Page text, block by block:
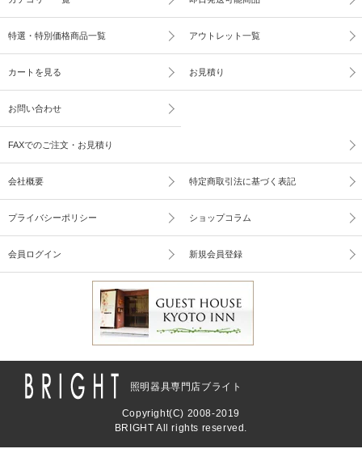
特選・特別価格商品一覧 アウトレット一覧
カートを見る お見積り
お問い合わせ
FAXでのご注文・お見積り
会社概要 特定商取引法に基づく表記
プライバシーポリシー ショップコラム
会員ログイン 新規会員登録
照明器具専門店ブライト
Copyright(C) 2008-2019
BRIGHT All rights reserved.